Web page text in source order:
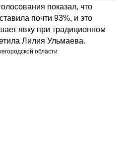
показал, что
почти 93%, и это
явку при традиционном
Лилия Ульмаева.
области